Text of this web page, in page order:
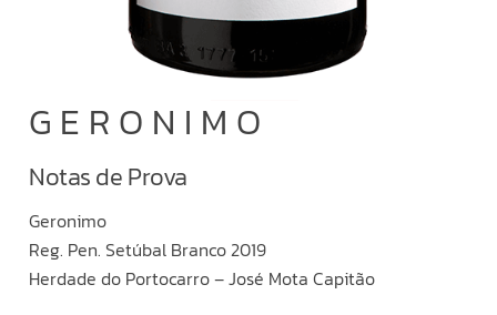
GERONIMO
Notas de Prova
Geronimo
Reg. Pen. Setúbal Branco 2019
Herdade do Portocarro – José Mota Capitão